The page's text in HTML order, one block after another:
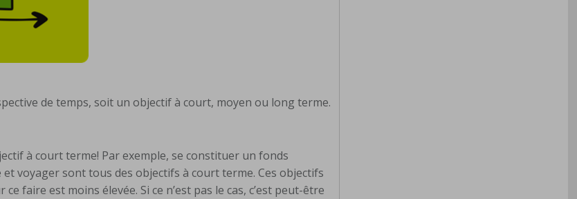
de temps, soit un objectif à court, moyen ou long terme.
à court terme! Par exemple, se constituer un fonds
voyager sont tous des objectifs à court terme. Ces objectifs
faire est moins élevée. Si ce n’est pas le cas, c’est peut-être